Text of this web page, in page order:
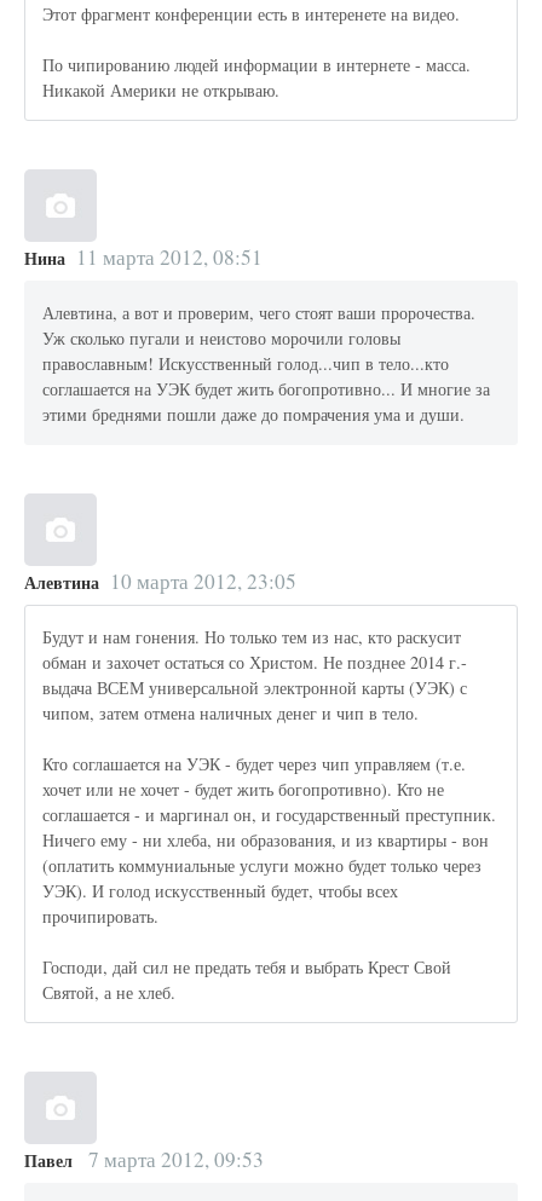
Этот фрагмент конференции есть в интеренете на видео.
По чипированию людей информации в интернете - масса.
Никакой Америки не открываю.
Нина 11 марта 2012, 08:51
Алевтина, а вот и проверим, чего стоят ваши пророчества.
Уж сколько пугали и неистово морочили головы
православным! Искусственный голод...чип в тело...кто
соглашается на УЭК будет жить богопротивно... И многие за
этими бреднями пошли даже до помрачения ума и души.
Алевтина 10 марта 2012, 23:05
Будут и нам гонения. Но только тем из нас, кто раскусит
обман и захочет остаться со Христом. Не позднее 2014 г.-
выдача ВСЕМ универсальной электронной карты (УЭК) с
чипом, затем отмена наличных денег и чип в тело.
Кто соглашается на УЭК - будет через чип управляем (т.е.
хочет или не хочет - будет жить богопротивно). Кто не
соглашается - и маргинал он, и государственный преступник.
Ничего ему - ни хлеба, ни образования, и из квартиры - вон
(оплатить коммуниальные услуги можно будет только через
УЭК). И голод искусственный будет, чтобы всех
прочипировать.
Господи, дай сил не предать тебя и выбрать Крест Свой
Святой, а не хлеб.
Павел 7 марта 2012, 09:53